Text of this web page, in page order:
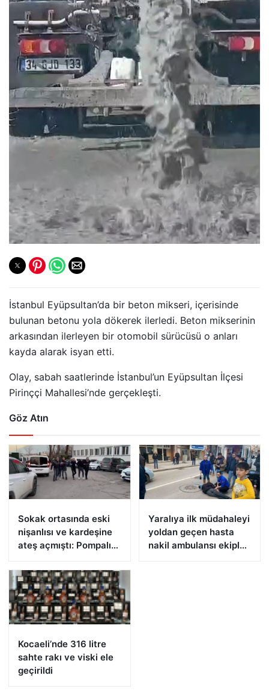
İstanbul Eyüpsultan’da bir beton mikseri, içerisinde
bulunan betonu yola dökerek ilerledi. Beton mikserinin
arkasından ilerleyen bir otomobil sürücüsü o anları
kayda alarak isyan etti.
Olay, sabah saatlerinde İstanbul’un Eyüpsultan İlçesi
Pirinççi Mahallesi’nde gerçekleşti.
Göz Atın
Sokak ortasında eski
nişanlısı ve kardeşine
ateş açmıştı: Pompalı
Yaralıya ilk müdahaleyi
yoldan geçen hasta
nakil ambulansı ekipleri
Kocaeli’nde 316 litre
sahte rakı ve viski ele
geçirildi